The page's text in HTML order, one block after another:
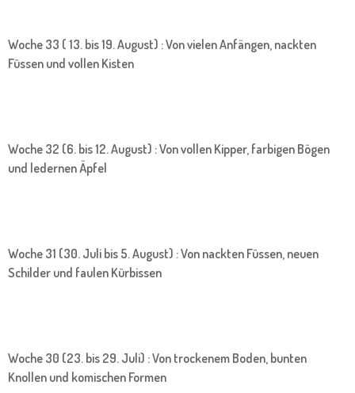
Woche 33 ( 13. bis 19. August) : Von vielen Anfängen, nackten
Füssen und vollen Kisten
Woche 32 (6. bis 12. August) : Von vollen Kipper, farbigen Bögen
und ledernen Äpfel
Woche 31 (30. Juli bis 5. August) : Von nackten Füssen, neuen
Schilder und faulen Kürbissen
Woche 30 (23. bis 29. Juli) : Von trockenem Boden, bunten
Knollen und komischen Formen